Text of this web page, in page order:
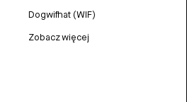
Dogwifhat (WIF)
Zobacz więcej